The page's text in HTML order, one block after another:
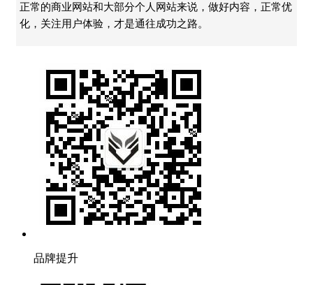
正常的商业网站和大部分个人网站来说，做好内容，正常优
化，关注用户体验，才是通往成功之路。
品牌提升